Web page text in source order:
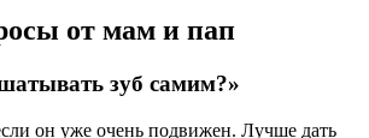
от мам и пап
зуб самим?»
он уже очень подвижен. Лучше дать